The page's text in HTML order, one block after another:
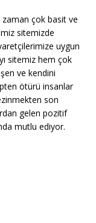
çok basit ve
sitemizde
uygun
sitemiz hem çok
ve kendini
ötürü insanlar
son
gelen pozitif
mutlu ediyor.